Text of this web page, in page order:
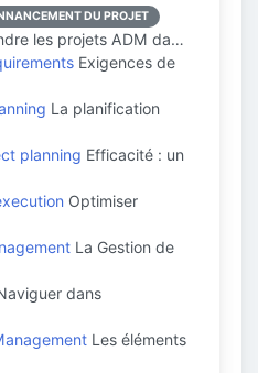
DU PROJET
les projets ADM da…
Exigences de
La planification
planning Efficacité : un
Optimiser
La Gestion de
dans
Les éléments